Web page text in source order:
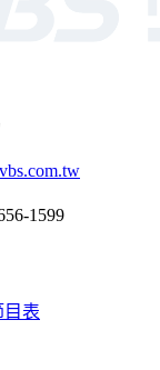
1599
目表